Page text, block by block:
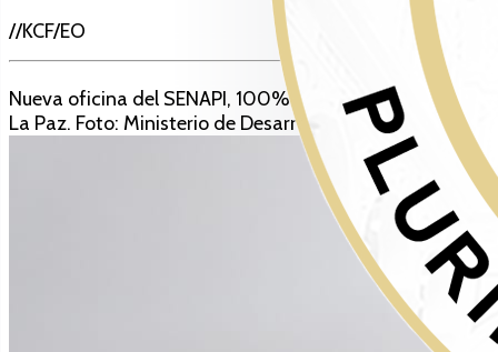
//KCF/EO
Nueva oficina del SENAPI, 100% digital en el norte de
La Paz. Foto: Ministerio de Desarrollo Productivo.